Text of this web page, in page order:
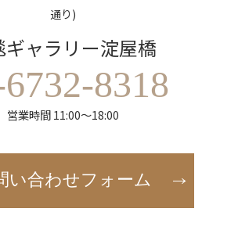
通り)
ギャラリー淀屋橋
8318
営業時間 11:00～18:00
い合わせフォーム